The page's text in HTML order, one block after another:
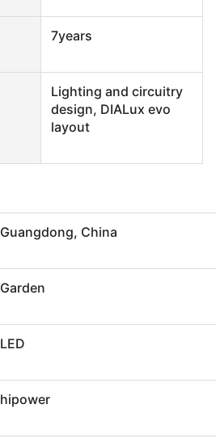
7years
Lighting and circuitry
design, DIALux evo
layout
Guangdong, China
Garden
LED
hipower